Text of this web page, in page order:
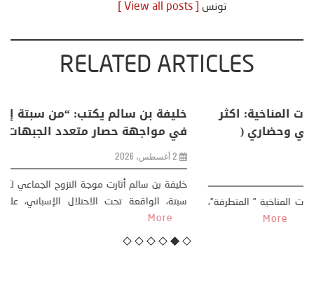
تونس
RELATED ARTICLES
منذر بالضيافي يكتب حول: التغيرات المناخية: اكثر
من ظاهرة طبيعية .. تحول اجتماعي وحضاري (
مقاربة سوسيولوجية )
كتب: منذر بالضيافي بدأت قصتي مع التغييرات المناخية ” المتطرفة”،
منذ نهاية ثمانينات القرن الماضي، حين أطردنا ...